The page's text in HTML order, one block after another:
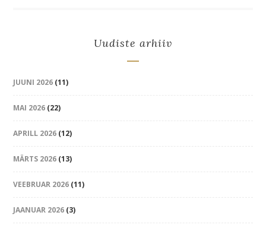
Uudiste arhiiv
JUUNI 2026 (11)
MAI 2026 (22)
APRILL 2026 (12)
MÄRTS 2026 (13)
VEEBRUAR 2026 (11)
JAANUAR 2026 (3)